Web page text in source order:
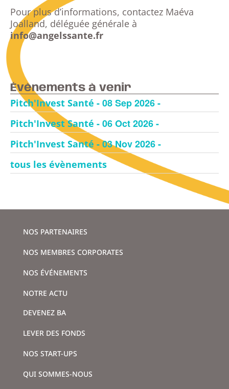
Pour plus d’informations, contactez Maéva
Joalland, déléguée générale à
info@angelssante.fr
Évènements à venir
Pitch'Invest Santé - 08 Sep 2026 -
Pitch'Invest Santé - 06 Oct 2026 -
Pitch'Invest Santé - 03 Nov 2026 -
tous les évènements
NOS PARTENAIRES
NOS MEMBRES CORPORATES
NOS ÉVÉNEMENTS
NOTRE ACTU
DEVENEZ BA
LEVER DES FONDS
NOS START-UPS
QUI SOMMES-NOUS